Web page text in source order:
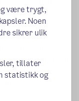
være trygt,
Noen
sikrer ulik
tillater
statistikk og
øve på selve
utvide sin
varig forhold til
.